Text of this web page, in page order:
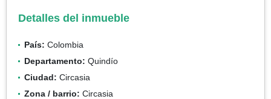
Detalles del inmueble
País: Colombia
Departamento: Quindío
Ciudad: Circasia
Zona / barrio: Circasia